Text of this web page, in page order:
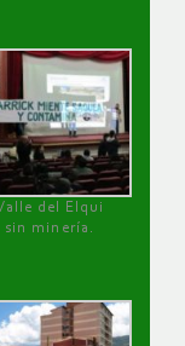
del Elqui
sin minería.